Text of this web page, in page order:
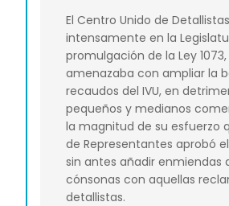
El Centro Unido de
intensamente en la
promulgación de la Ley
amenazaba con ampliar la
recaudos del IVU, en
pequeños y medianos
la magnitud de su esfuerzo
de Representantes aprobó
sin antes añadir enmiendas
cónsonas con aquellas
detallistas.